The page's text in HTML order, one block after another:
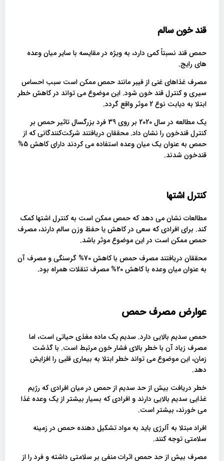
قند خون سالم
حمص قند نسبتاً کمی دارد، به ویژه در مقایسه با سایر میان وعده
های رایج.
مصرف غذاهای غنی از فیبر مانند حمص ممکن است سبب احساس
سیری و کنترل قند خون شود. این موضوع می تواند در کاهش خطر
ابتلا به دیابت نوع 2 موثر واقع گردد.
یک مطالعه در سال 2020 بر روی 39 فرد بزرگسال تاثیر حمص بر
کنترل قندخون را نشان داد. محققان دریافتند شرکت‌کنندگانی که از
حمص به عنوان یک میان وعده استفاده می کردند دارای کاهش 5%
قندخون شدند.
کنترل اشتها
مطالعات نشان می دهد که حمص ممکن است به کنترل اشتها کمک
کند. برای افرادی که سعی در کاهش یا حفظ وزن سالم دارند، مصرف
حمص ممکن است در این موضوع موثر باشد.
محققان دریافتند مصرف حمص با کاهش 70% گرسنگی و مصرف آن
به عنوان میان وعده با کاهش 20% مصرف تنقلات همراه بود.
عوارض مصرف حمص
حمص سدیم بالایی دارد. سدیم یک ماده مغذی حیاتی است، اما
مصرف زیاد آن با خطر بالای فشار خون مرتبط است. با گذشت
زمان، این موضوع می تواند خطر ابتلا به بیماری قلبی را افزایش
دهد.
خطر دریافت بیش از حد سدیم از حمص در میان افرادی که رژیم
غذایی سدیم بالایی دارند و افرادی که بسیار بیشتر از یک وعده غذا
می خورند، بیشتر است.
افراد مبتلا به آلرژی باید به مواد تشکیل دهنده حمص در زمینه
سلامتی توجه کنند.
مصرف بیش از حد حمص اثرات منفی بر سلامتی داشته و فرد را از